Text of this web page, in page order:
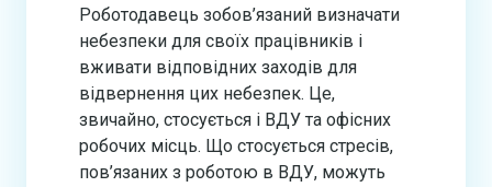
Роботодавець зобов’язаний визначати
небезпеки для своїх працівників і
вживати відповідних заходів для
відвернення цих небезпек. Це,
звичайно, стосується і ВДУ та офісних
робочих місць. Що стосується стресів,
пов’язаних з роботою в ВДУ, можуть